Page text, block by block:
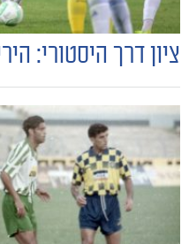
ציון דרך היסטורי: היריבה ה-